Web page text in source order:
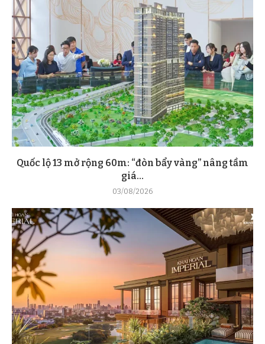
Quốc lộ 13 mở rộng 60m: “đòn bẩy vàng” nâng tầm
giá...
03/08/2026